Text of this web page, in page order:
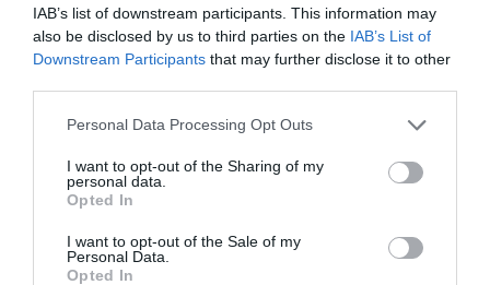
IAB’s list of downstream participants. This information may
also be disclosed by us to third parties on the IAB’s List of
Downstream Participants that may further disclose it to other
Personal Data Processing Opt Outs
I want to opt-out of the Sharing of my
personal data.
Opted In
I want to opt-out of the Sale of my
Personal Data.
Opted In